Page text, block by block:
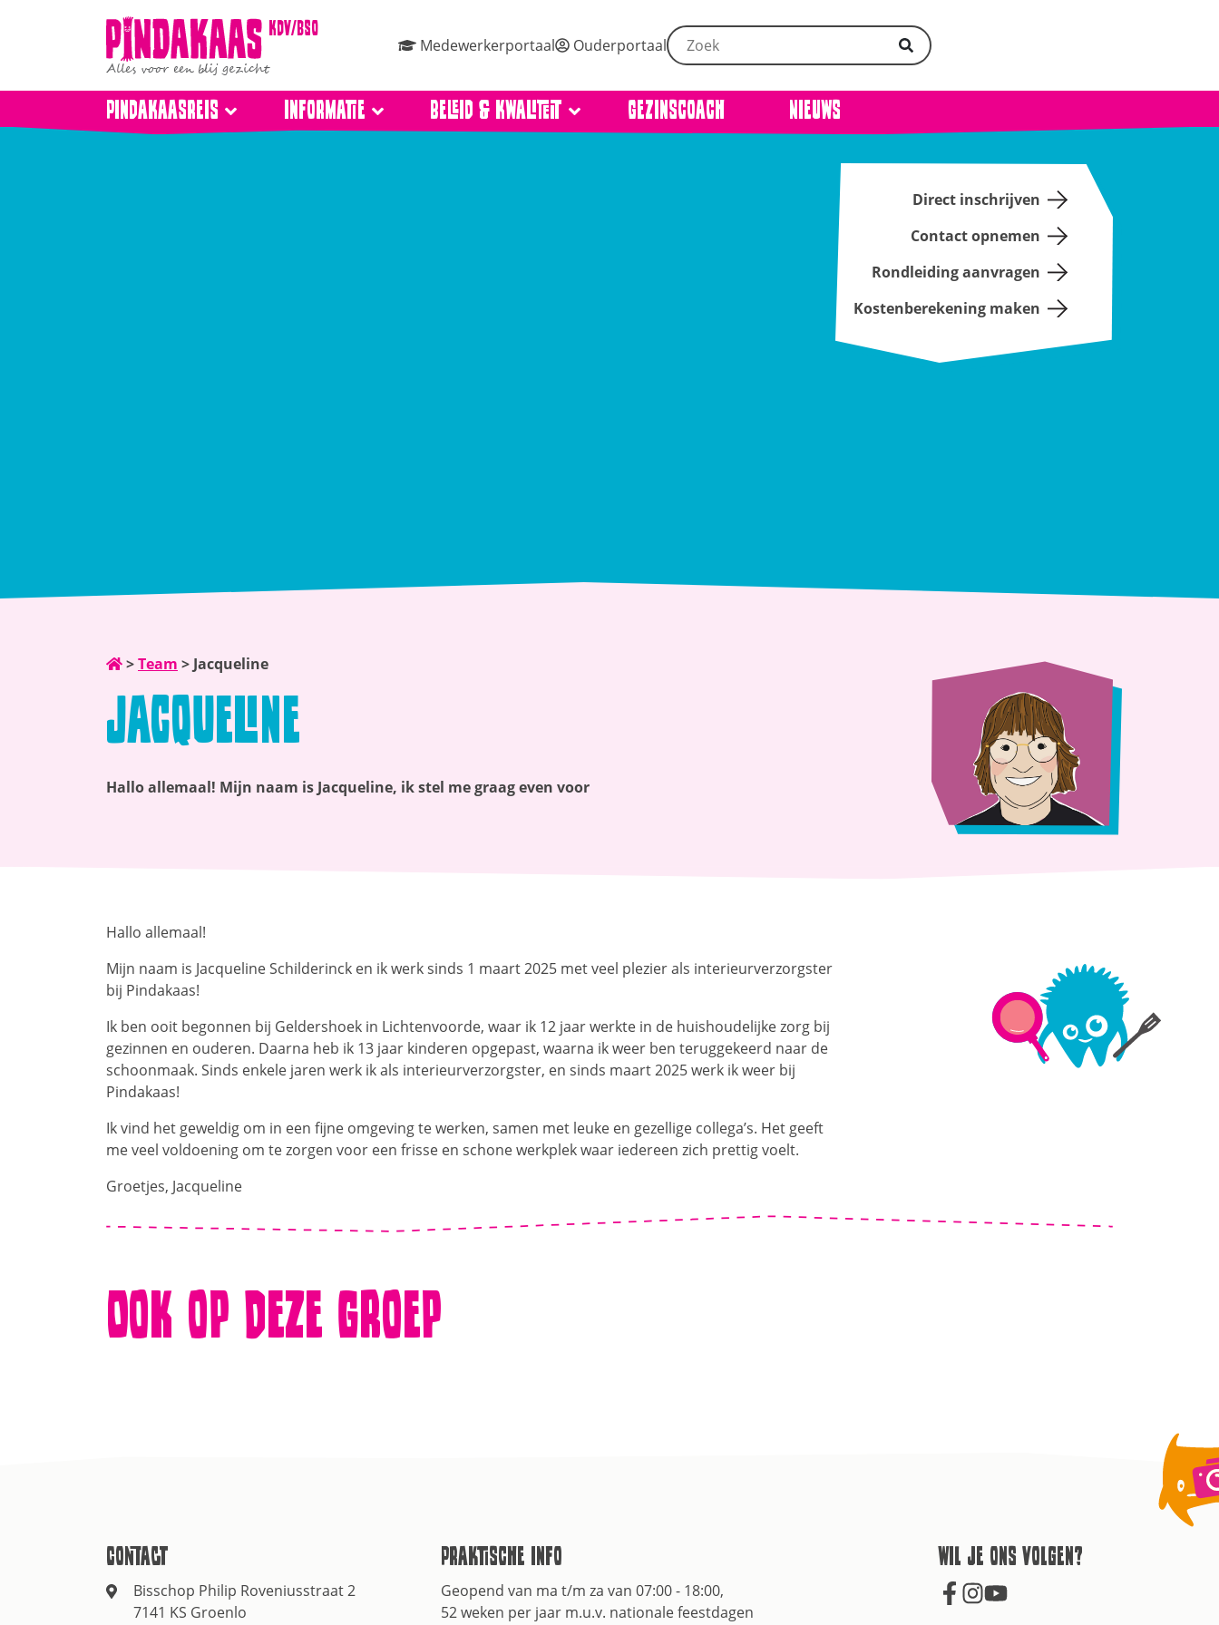
kdv/bso
Alles voor een blij gezicht
Medewerkerportaal Ouderportaal
Pindakaasreis Informatie Beleid & kwaliteit Gezinscoach Nieuws
Direct inschrijven
Contact opnemen
Rondleiding aanvragen
Kostenberekening maken
>Team > Jacqueline
Jacqueline
Hallo allemaal! Mijn naam is Jacqueline, ik stel me graag even voor
Hallo allemaal!
Mijn naam is Jacqueline Schilderinck en ik werk sinds 1 maart 2025 met veel plezier als interieurverzorgster
bij Pindakaas!
Ik ben ooit begonnen bij Geldershoek in Lichtenvoorde, waar ik 12 jaar werkte in de huishoudelijke zorg bij
gezinnen en ouderen. Daarna heb ik 13 jaar kinderen opgepast, waarna ik weer ben teruggekeerd naar de
schoonmaak. Sinds enkele jaren werk ik als interieurverzorgster, en sinds maart 2025 werk ik weer bij
Pindakaas!
Ik vind het geweldig om in een fijne omgeving te werken, samen met leuke en gezellige collega’s. Het geeft
me veel voldoening om te zorgen voor een frisse en schone werkplek waar iedereen zich prettig voelt.
Groetjes, Jacqueline
Ook op deze groep
Contact
Bisschop Philip Roveniusstraat 2
7141 KS Groenlo
Praktische info
Geopend van ma t/m za van 07:00 - 18:00,
52 weken per jaar m.u.v. nationale feestdagen
Wil je ons volgen?